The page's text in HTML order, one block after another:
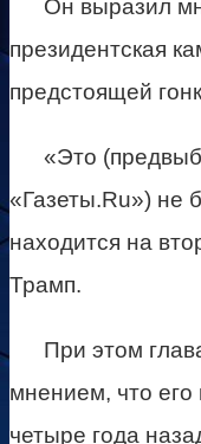
Он выразил
президентская
предстоящей
«Это
«Газеты.Ru») не
находится на
Трамп.
При этом
мнением, что
четыре года